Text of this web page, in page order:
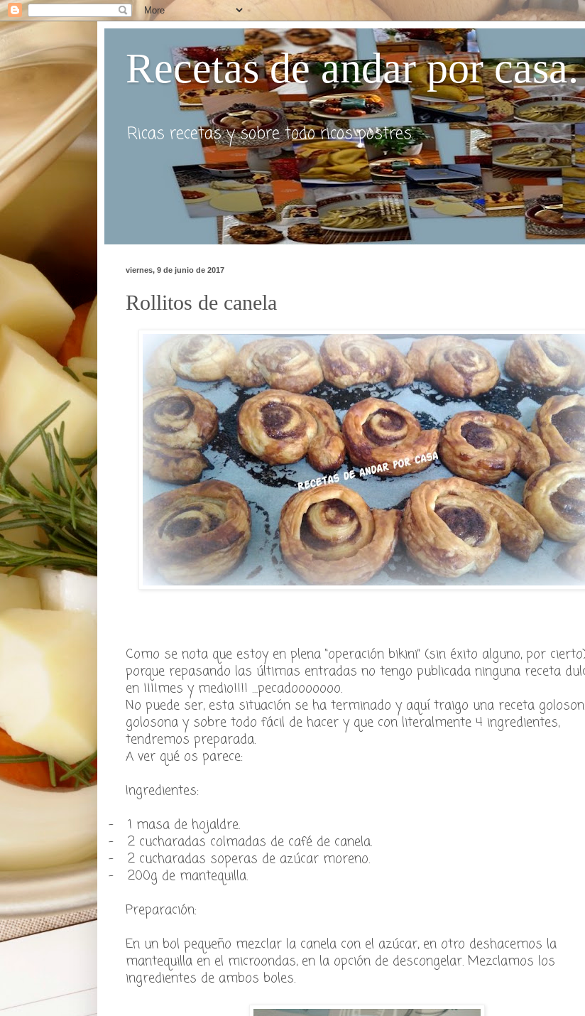
Recetas de andar por casa.
Ricas recetas y sobre todo ricos postres...
viernes, 9 de junio de 2017
Rollitos de canela
Como se nota que estoy en plena “operación bikini” (sin éxito alguno, por
porque repasando las últimas entradas no tengo publicada ninguna receta
en ¡¡¡¡mes y medio!!!! …pecadooooooo.
No puede ser, esta situación se ha terminado y aquí traigo una receta
golosona y sobre todo fácil de hacer y que con literalmente 4 ingredientes,
tendremos preparada.
A ver qué os parece:
Ingredientes:
-
1 masa de hojaldre.
-
2 cucharadas colmadas de café de canela.
-
2 cucharadas soperas de azúcar moreno.
-
200g de mantequilla.
Preparación:
En un bol pequeño mezclar la canela con el azúcar, en otro deshacemos la
mantequilla en el microondas, en la opción de descongelar. Mezclamos los
ingredientes de ambos boles.